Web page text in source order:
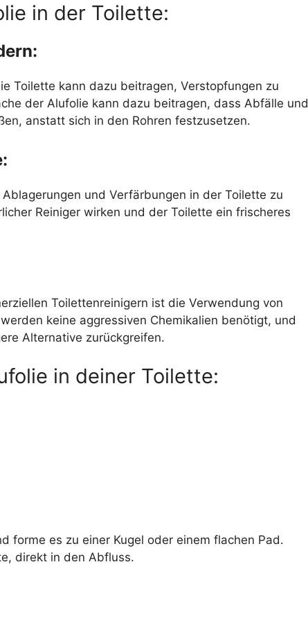
in der Toilette:
Toilette kann dazu beitragen, Verstopfungen zu
der Alufolie kann dazu beitragen, dass Abfälle und
anstatt sich in den Rohren festzusetzen.
und Verfärbungen in der Toilette zu
Reiniger wirken und der Toilette ein frischeres
Toilettenreinigern ist die Verwendung von
keine aggressiven Chemikalien benötigt, und
Alternative zurückgreifen.
in deiner Toilette:
forme es zu einer Kugel oder einem flachen Pad.
direkt in den Abfluss.